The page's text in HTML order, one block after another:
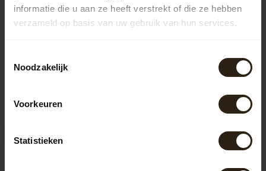
informatie die u aan ze heeft verstrekt of die ze hebben
verzameld op basis van uw gebruik van hun services.
Noodzakelijk
Voorkeuren
Statistieken
heeft zijn werk als rijpingsvat
272,00